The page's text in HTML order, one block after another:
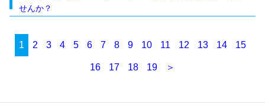
せんか？
1 2 3 4 5 6 7 8 9 10 11 12 13 14 15
16 17 18 19 ＞